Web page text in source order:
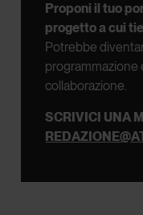
Proponi il tuo
progetto a cui
Potrebbe
programmazione
collaborazione.
SCRIVICI UNA